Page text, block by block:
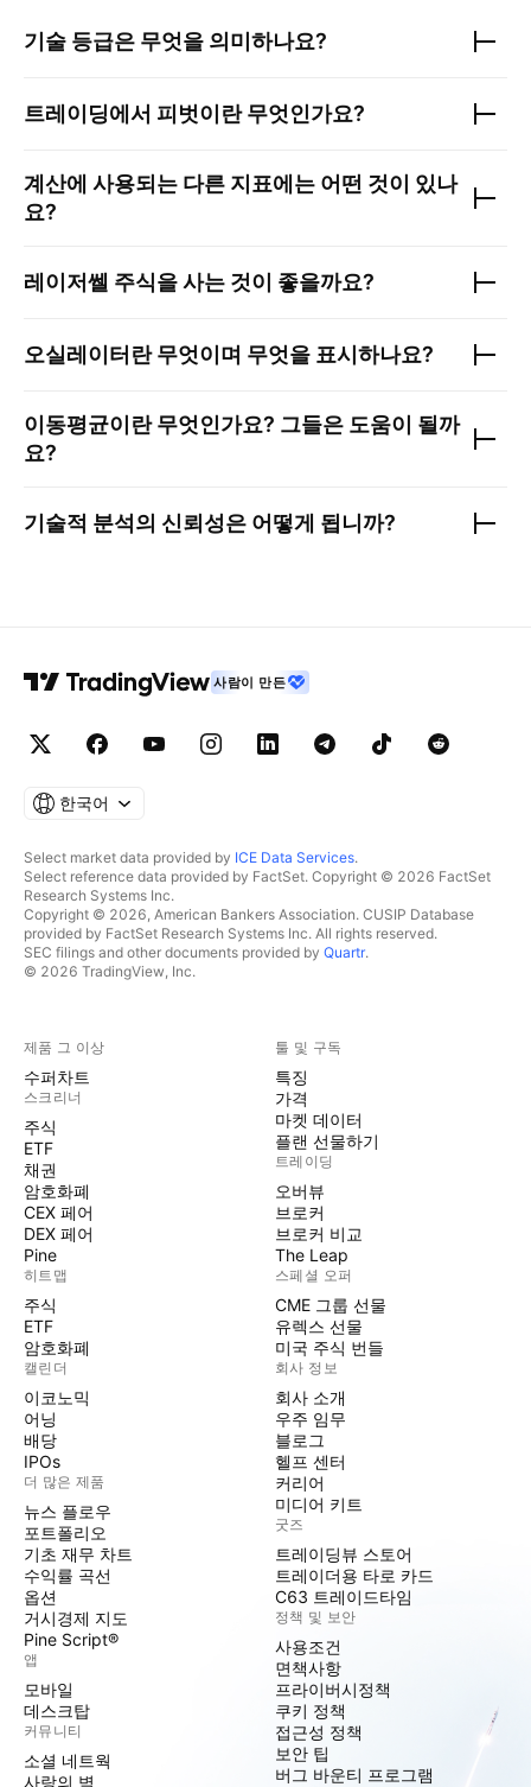
기술 등급은 무엇을 의미하나요?
트레이딩에서 피벗이란 무엇인가요?
계산에 사용되는 다른 지표에는 어떤 것이 있나
요?
레이저쎌 주식을 사는 것이 좋을까요?
오실레이터란 무엇이며 무엇을 표시하나요?
이동평균이란 무엇인가요? 그들은 도움이 될까
요?
기술적 분석의 신뢰성은 어떻게 됩니까?
사람이 만든
한국어
Select market data provided by ICE Data Services.
Select reference data provided by FactSet. Copyright © 2026 FactSet
Research Systems Inc.
Copyright © 2026, American Bankers Association. CUSIP Database
provided by FactSet Research Systems Inc. All rights reserved.
SEC filings and other documents provided by Quartr.
© 2026 TradingView, Inc.
제품 그 이상
수퍼차트
스크리너
주식
ETF
채권
암호화폐
CEX 페어
DEX 페어
Pine
히트맵
주식
ETF
암호화폐
캘린더
이코노믹
어닝
배당
IPOs
더 많은 제품
뉴스 플로우
포트폴리오
기초 재무 차트
수익률 곡선
옵션
거시경제 지도
Pine Script®
앱
모바일
데스크탑
커뮤니티
소셜 네트웍
사랑의 벽
툴 및 구독
특징
가격
마켓 데이터
플랜 선물하기
트레이딩
오버뷰
브로커
브로커 비교
The Leap
스페셜 오퍼
CME 그룹 선물
유렉스 선물
미국 주식 번들
회사 정보
회사 소개
우주 임무
블로그
헬프 센터
커리어
미디어 키트
굿즈
트레이딩뷰 스토어
트레이더용 타로 카드
C63 트레이드타임
정책 및 보안
사용조건
면책사항
프라이버시정책
쿠키 정책
접근성 정책
보안 팁
버그 바운티 프로그램